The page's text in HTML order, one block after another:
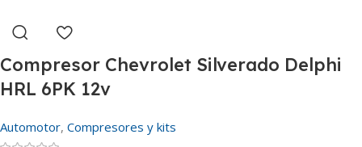
Compresor Chevrolet Silverado Delphi
HRL 6PK 12v
Automotor, Compresores y kits